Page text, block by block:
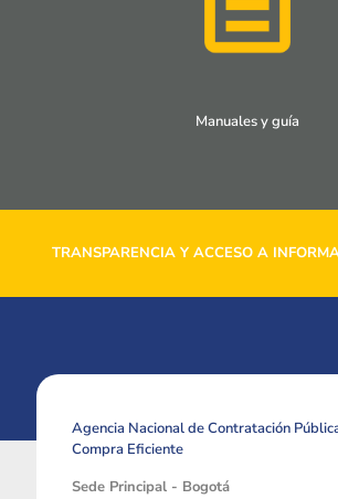
Manuales y guía
TRANSPARENCIA Y ACCESO A
Agencia Nacional de Contratación
Compra Eficiente
Sede Principal - Bogotá